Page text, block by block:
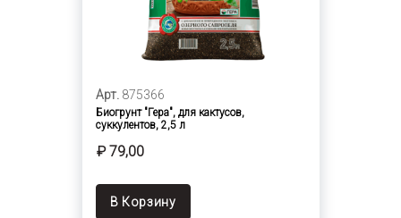
Арт. 875366
Биогрунт "Гера", для кактусов,
суккулентов, 2,5 л
₽ 79,00
В Корзину